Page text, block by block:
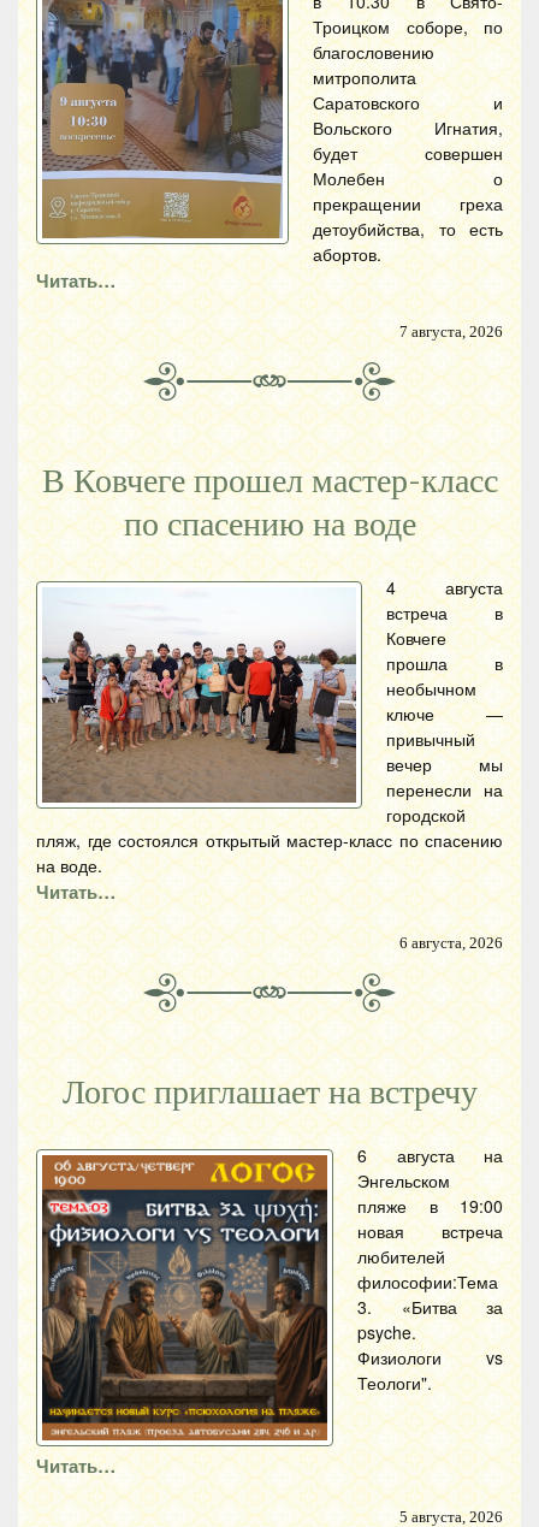
Троицком соборе, по
благословению
митрополита
Саратовского и
Вольского Игнатия,
будет совершен
Молебен о
прекращении греха
детоубийства, то есть
абортов.
Читать…
7 августа, 2026
В Ковчеге прошел мастер-класс
по спасению на воде
4 августа
встреча в
Ковчеге
прошла в
необычном
ключе —
привычный
вечер мы
перенесли на
городской
пляж, где состоялся открытый мастер-класс по спасению
на воде.
Читать…
6 августа, 2026
Логос приглашает на встречу
6 августа на
Энгельском
пляже в 19:00
новая встреча
любителей
философии:Тема
3. «Битва за
psyche.
Физиологи vs
Теологи".
Читать…
5 августа, 2026